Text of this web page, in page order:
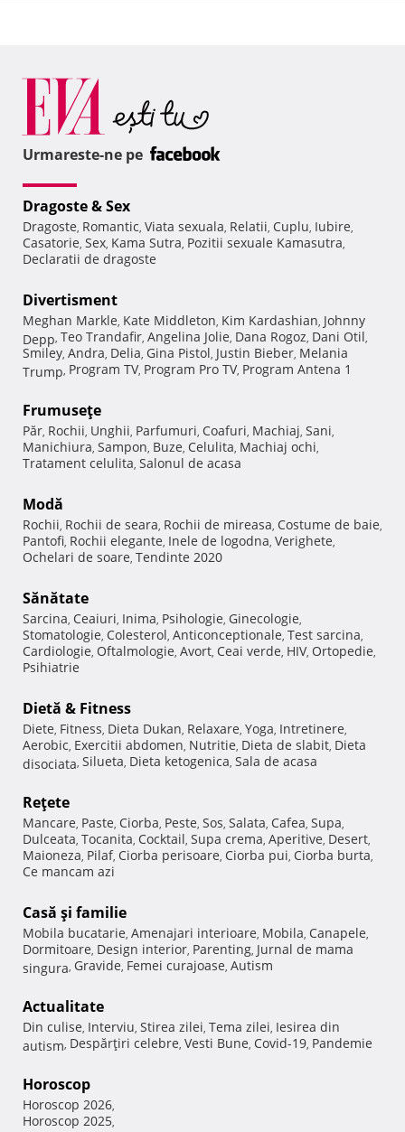
Urmareste-ne pe
Dragoste & Sex
Dragoste, Romantic, Viata sexuala, Relatii, Cuplu, Iubire,
Casatorie, Sex, Kama Sutra, Pozitii sexuale Kamasutra,
Declaratii de dragoste
Divertisment
Meghan Markle, Kate Middleton, Kim Kardashian, Johnny
Depp, Teo Trandafir, Angelina Jolie, Dana Rogoz, Dani Otil,
Smiley, Andra, Delia, Gina Pistol, Justin Bieber, Melania
Trump, Program TV, Program Pro TV, Program Antena 1
Frumuseţe
Păr, Rochii, Unghii, Parfumuri, Coafuri, Machiaj, Sani,
Manichiura, Sampon, Buze, Celulita, Machiaj ochi,
Tratament celulita, Salonul de acasa
Modă
Rochii, Rochii de seara, Rochii de mireasa, Costume de baie,
Pantofi, Rochii elegante, Inele de logodna, Verighete,
Ochelari de soare, Tendinte 2020
Sănătate
Sarcina, Ceaiuri, Inima, Psihologie, Ginecologie,
Stomatologie, Colesterol, Anticonceptionale, Test sarcina,
Cardiologie, Oftalmologie, Avort, Ceai verde, HIV, Ortopedie,
Psihiatrie
Dietă & Fitness
Diete, Fitness, Dieta Dukan, Relaxare, Yoga, Intretinere,
Aerobic, Exercitii abdomen, Nutritie, Dieta de slabit, Dieta
disociata, Silueta, Dieta ketogenica, Sala de acasa
Reţete
Mancare, Paste, Ciorba, Peste, Sos, Salata, Cafea, Supa,
Dulceata, Tocanita, Cocktail, Supa crema, Aperitive, Desert,
Maioneza, Pilaf, Ciorba perisoare, Ciorba pui, Ciorba burta,
Ce mancam azi
Casă şi familie
Mobila bucatarie, Amenajari interioare, Mobila, Canapele,
Dormitoare, Design interior, Parenting, Jurnal de mama
singura, Gravide, Femei curajoase, Autism
Actualitate
Din culise, Interviu, Stirea zilei, Tema zilei, Iesirea din
autism, Despărţiri celebre, Vesti Bune, Covid-19, Pandemie
Horoscop
Horoscop 2026,
Horoscop 2025,